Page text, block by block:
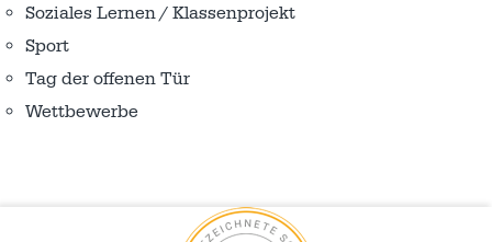
Soziales Lernen / Klassenprojekt
Sport
Tag der offenen Tür
Wettbewerbe